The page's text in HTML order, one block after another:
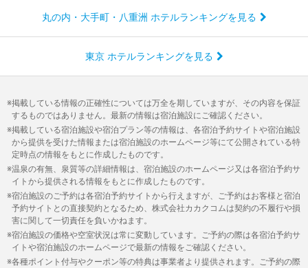
丸の内・大手町・八重洲 ホテルランキングを見る
東京 ホテルランキングを見る
掲載している情報の正確性については万全を期していますが、その内容を保証
するものではありません。最新の情報は宿泊施設にご確認ください。
掲載している宿泊施設や宿泊プラン等の情報は、各宿泊予約サイトや宿泊施設
から提供を受けた情報または宿泊施設のホームページ等にて公開されている特
定時点の情報をもとに作成したものです。
温泉の有無、泉質等の詳細情報は、宿泊施設のホームページ又は各宿泊予約サ
イトから提供される情報をもとに作成したものです。
宿泊施設のご予約は各宿泊予約サイトから行えますが、ご予約はお客様と宿泊
予約サイトとの直接契約となるため、株式会社カカクコムは契約の不履行や損
害に関して一切責任を負いかねます。
宿泊施設の価格や空室状況は常に変動しています。ご予約の際は各宿泊予約サ
イトや宿泊施設のホームページで最新の情報をご確認ください。
各種ポイント付与やクーポン等の特典は事業者より提供されます。ご予約の際